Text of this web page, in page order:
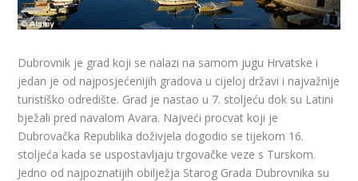
Dubrovnik je grad koji se nalazi na samom jugu Hrvatske i
jedan je od najposjećenijih gradova u cijeloj državi i najvažnije
turistiško odredište. Grad je nastao u 7. stoljeću dok su Latini
bježali pred navalom Avara. Najveći procvat koji je
Dubrovačka Republika doživjela dogodio se tijekom 16.
stoljeća kada se uspostavljaju trgovačke veze s Turskom.
Jedno od najpoznatijih obilježja Starog Grada Dubrovnika su